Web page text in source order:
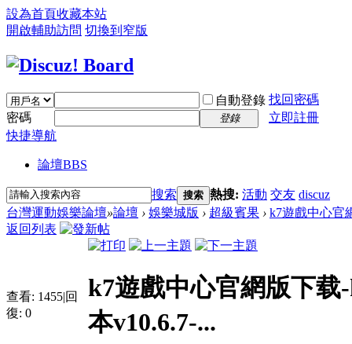
設為首頁收藏本站
開啟輔助訪問 切換到窄版
自動登錄 找回密碼
密碼
登錄
立即註冊
快捷導航
論壇BBS
搜索 搜索 熱搜: 活動 交友 discuz
台灣運動娛樂論壇»論壇 › 娛樂城版 › 超級賓果 › k7遊戲中心官
返回列表
查看: 1455|回
復: 0
k7遊戲中心官網版下
本v10.6.7-...